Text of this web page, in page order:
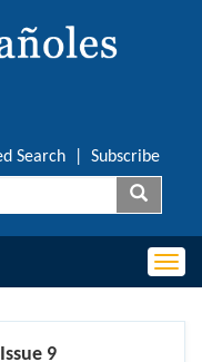
Search Subscribe
9